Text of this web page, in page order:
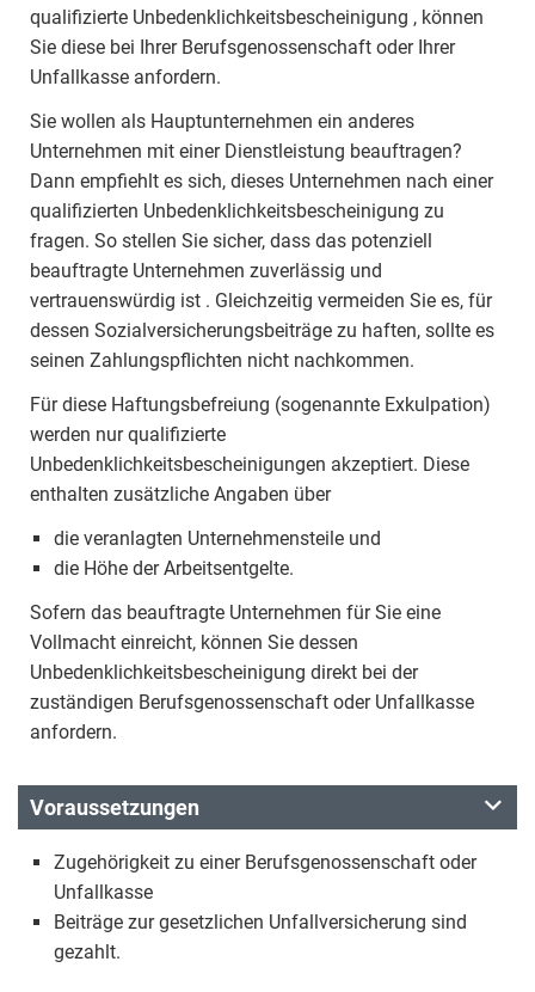
qualifizierte Unbedenklichkeitsbescheinigung , können
Sie diese bei Ihrer Berufsgenossenschaft oder Ihrer
Unfallkasse anfordern.
Sie wollen als Hauptunternehmen ein anderes
Unternehmen mit einer Dienstleistung beauftragen?
Dann empfiehlt es sich, dieses Unternehmen nach einer
qualifizierten Unbedenklichkeitsbescheinigung zu
fragen. So stellen Sie sicher, dass das potenziell
beauftragte Unternehmen zuverlässig und
vertrauenswürdig ist . Gleichzeitig vermeiden Sie es, für
dessen Sozialversicherungsbeiträge zu haften, sollte es
seinen Zahlungspflichten nicht nachkommen.
Für diese Haftungsbefreiung (sogenannte Exkulpation)
werden nur qualifizierte
Unbedenklichkeitsbescheinigungen akzeptiert. Diese
enthalten zusätzliche Angaben über
die veranlagten Unternehmensteile und
die Höhe der Arbeitsentgelte.
Sofern das beauftragte Unternehmen für Sie eine
Vollmacht einreicht, können Sie dessen
Unbedenklichkeitsbescheinigung direkt bei der
zuständigen Berufsgenossenschaft oder Unfallkasse
anfordern.
Voraussetzungen
Zugehörigkeit zu einer Berufsgenossenschaft oder
Unfallkasse
Beiträge zur gesetzlichen Unfallversicherung sind
gezahlt.